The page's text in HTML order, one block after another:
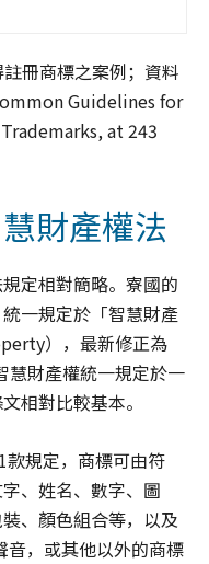
冊商標之案例； 資料
Guidelines for
at 243
財產權法
定相對簡略。寮國的
一規定於「智慧財產
），最新修正為
慧財產權統一規定於一
相對比較基本。
規定，商標可由符
、姓名、數字、圖
、顏色組合等，以及
音，或其他以外的商標